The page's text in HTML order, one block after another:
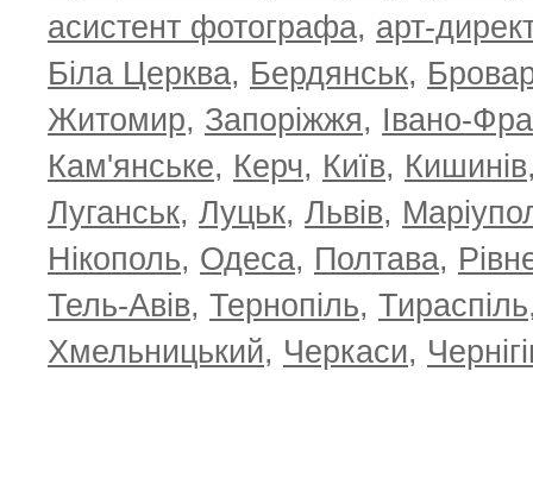
асистент фотографа, арт-
Біла Церква, Бердянськ,
Житомир, Запоріжжя, Івано-
Кам'янське, Керч, Київ, Кишинів
Луганськ, Луцьк, Львів,
Нікополь, Одеса, Полтава,
Тель-Авів, Тернопіль, Тираспіль
Хмельницький, Черкаси,